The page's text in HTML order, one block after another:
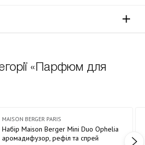
«Парфюм для
MAISON BERGER PARIS
Набір Maison Berger Mini Duo Ophelia
аромадифузор, рефіл та спрей